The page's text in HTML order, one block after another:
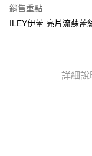
台灣樂天信用卡公司
大哥付你分期
相關說明
流程，驗證手機門號後
【關於「AFTEE先享後付
２．便利：只要手機號
３．安心：先確認商品
每筆NT$120，滿
銷售重點
ILEY伊蕾 亮片流蘇蕾
詳細說